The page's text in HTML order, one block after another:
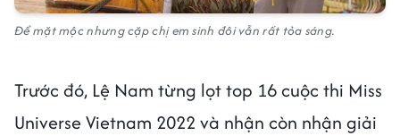
Để mặt mộc nhưng cặp chị em sinh đôi vẫn rất tỏa sáng.
Trước đó, Lệ Nam từng lọt top 16 cuộc thi Miss
Universe Vietnam 2022 và nhận còn nhận giải